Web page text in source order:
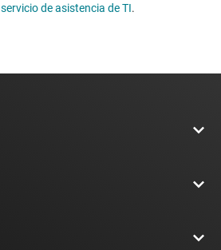
servicio de asistencia de TI. ​​​​​​​​​​​​​​